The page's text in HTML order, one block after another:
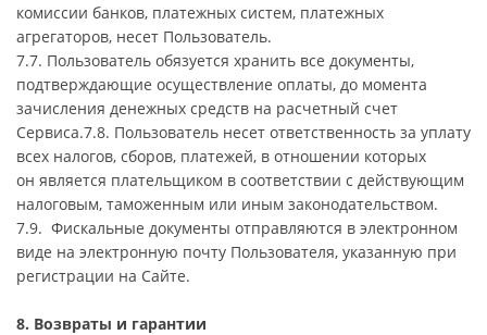
комиссии банков, платежных систем, платежных
агрегаторов, несет Пользователь.
7.7. Пользователь обязуется хранить все документы,
подтверждающие осуществление оплаты, до момента
зачисления денежных средств на расчетный счет
Сервиса.7.8. Пользователь несет ответственность за уплату
всех налогов, сборов, платежей, в отношении которых
он является плательщиком в соответствии с действующим
налоговым, таможенным или иным законодательством.
7.9. Фискальные документы отправляются в электронном
виде на электронную почту Пользователя, указанную при
регистрации на Сайте.
8. Возвраты и гарантии